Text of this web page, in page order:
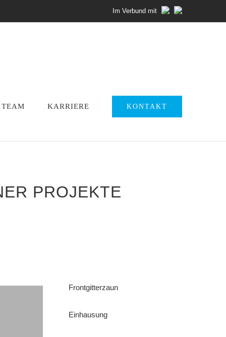
Im Verbund mit
TEAM KARRIERE KONTAKT
PROJEKTE
Frontgitterzaun
Einhausung